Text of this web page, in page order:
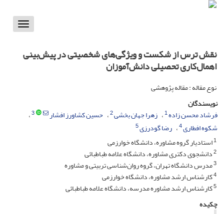
Toggle
نقش ترس از شکست و ویژگی‌های شخصیتی در پیش‌بینی
اهمال‌کاری تحصیلی دانش‌آموزان
نوع مقاله : مقاله پژوهشی
نویسندگان
فرشاد محسن زاده1 زهرا جهان بخشی2 حسین کشاورز افشار 3
شکوه افطاری4 رضا گودرزی5
1استادیار گروه مشاوره، دانشگاه خوارزمی
2دانشجوی دکتری مشاوره، دانشگاه علامه طباطبائی
3مدرس دانشگاه تهران، گروه روان‌شناسی تربیتی و مشاوره
4کارشناس ارشد مشاوره، دانشگاه خوارزمی
5کارشناس ارشد مشاوره مدرسه، دانشگاه علامه طباطبائی
چکیده